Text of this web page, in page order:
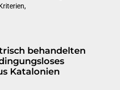
behandelten
Katalonien